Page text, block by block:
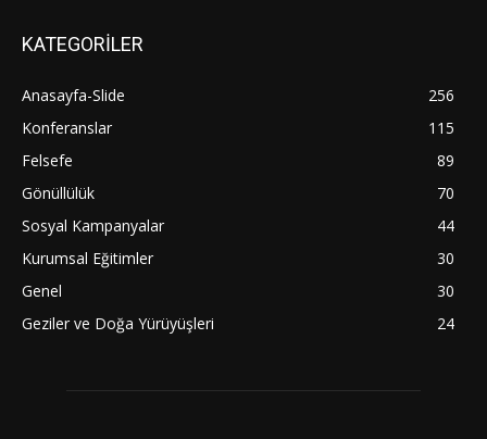
KATEGORİLER
Anasayfa-Slide
256
Konferanslar
115
Felsefe
89
Gönüllülük
70
Sosyal Kampanyalar
44
Kurumsal Eğitimler
30
Genel
30
Geziler ve Doğa Yürüyüşleri
24